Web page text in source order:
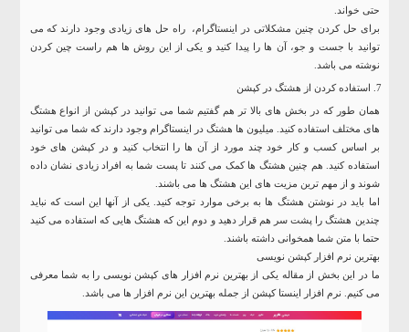
حتی خواند.
برای حل کردن چنین مشکلاتی در اینستاگرام، راه حل های زیادی وجود دارند که می
توانید با جست و جو، آن ها را پیدا کنید و یکی از این روش ها هم راست چین کردن
نوشته می باشد.
استفاده کردن از هشتگ در کپشن
همان طور که در بخش های بالا تر هم گفتیم شما می توانید در کپشن از انواع هشتگ
های مختلف استفاده کنید. میلیون ها هشتگ در اینستاگرام وجود دارند که شما می توانید
بر اساس کسب و کار خود چند مورد از آن ها را انتخاب کنید و در کپشن های خود
استفاده کنید. هم چنین هشتگ ها کمک می کنند تا پست شما به افراد زیادی نشان داده
شوند و از مهم ترین مزیت های این هشتگ ها می باشند.
اما باید در نوشتن هشتگ ها به برخی موارد توجه کنید. یکی از آنها این است که نباید
چندین هشتگ را پشت سر هم قرار دهید و دوم این که هشتگ هایی که استفاده می کنید
حتما با متن شما همخوانی داشته باشند.
بهترین نرم افزار کپشن نویسی
ما در این بخش از مقاله یکی از بهترین نرم افزار های کپشن نویسی را به شما معرفی
می کنیم. نرم افزار اینستا کپشن از جمله بهترین این نرم افزار ها می باشد.